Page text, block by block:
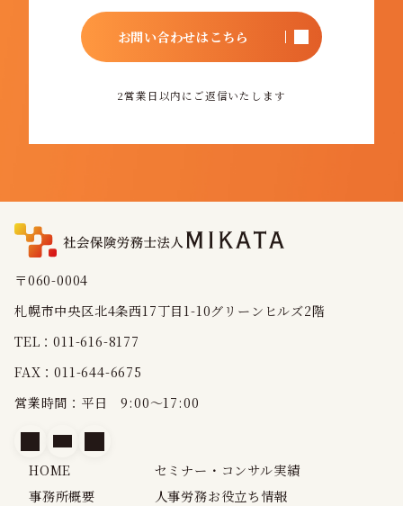
お問い合わせはこちら
2営業日以内に ご返信いたします
〒060-0004
札幌市中央区北4条西17丁目1-10グリーンヒルズ2階
TEL：011-616-8177
FAX：011-644-6675
営業時間：平日 9:00～17:00
HOME
事務所概要
セミナー・コンサル実績
人事労務お役立ち情報